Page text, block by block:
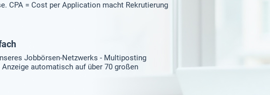
CPA = Cost per Application macht Rekrutierung
Jobbörsen-Netzwerks - Multiposting
automatisch auf über 70 großen